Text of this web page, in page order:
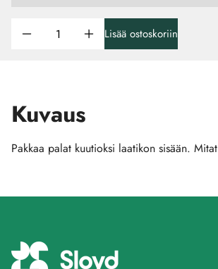
Lisää ostoskoriin
Kuvaus
Pakkaa palat kuutioksi laatikon sisään.